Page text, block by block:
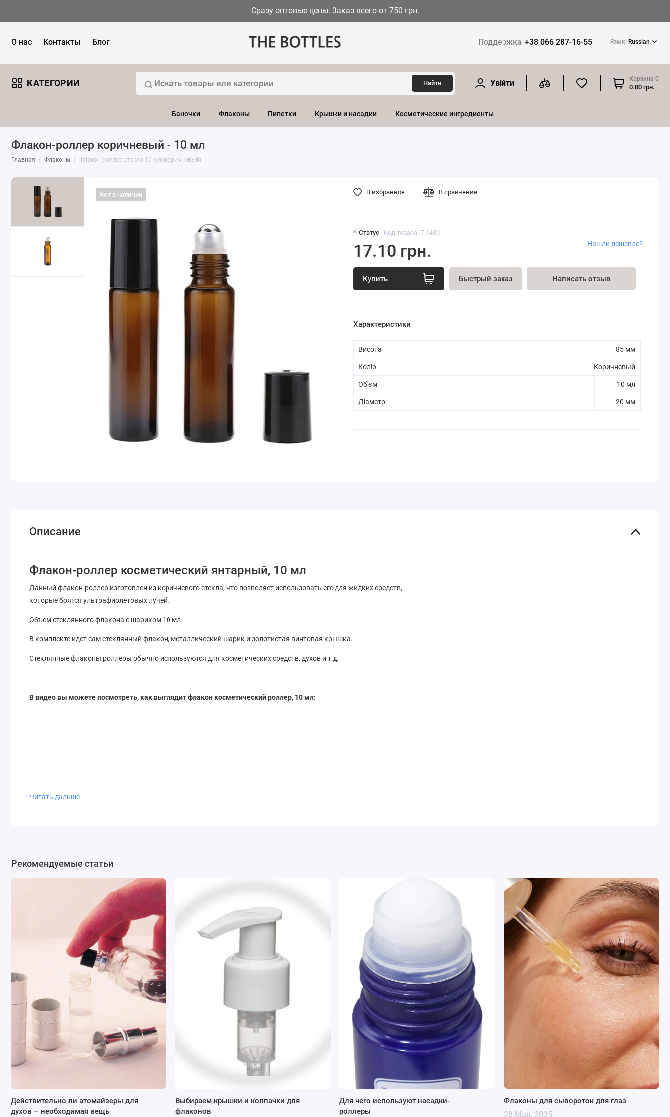
Сразу оптовые цены. Заказ всего от 750 грн.
О нас Контакты Блог Поддержка +38 066 287-16-55 Язык Russian
КАТЕГОРИИ Найти Увійти Корзина 0
0.00 грн.
Баночки Флаконы Пипетки Крышки и насадки Косметические ингредиенты
Флакон-роллер коричневый - 10 мл
Главная Флаконы Флакон-роллер стекло 10 мл (коричневый)
Нет в наличии
Статус Код товара: T-1430
17.10 грн.
Купить Быстрый заказ Написать отзыв
Нашли дешевле?
В избранное В сравнение
Характеристики
Висота 85 мм
Колір Коричневый
Об'єм 10 мл
Діаметр 20 мм
Описание
Флакон-роллер косметический янтарный, 10 мл
Данный флакон-роллер изготовлен из коричневого стекла, что позволяет использовать его для жидких средств,
которые боятся ультрафиолетовых лучей.
Объем стеклянного флакона с шариком 10 мл.
В комплекте идет сам стеклянный флакон, металлический шарик и золотистая винтовая крышка.
Стеклянные флаконы роллеры обычно используются для косметических средств, духов и т.д.
В видео вы можете посмотреть, как выглядит флакон косметический роллер, 10 мл:
Преимущества стеклянных флаконов с ролером, 10 мл:
Защита от ультрафиолета:Коричневое стекло эффективно блокирует вредные ультрафиолетовые лучи, что
особенно важно для продуктов, чувствительных к свету, таких как сыворотки, кремы с витамином С, эфирные
Предотвращает окисление и разложение активных компонентов косметического
продукта, что помогает сохранить его качество и срок хранения.
Элегантный вид:
Коричневый цвет придает флакону изысканный вид и прекрасно дополняет дизайн
косметических продуктов.
Читать дальше
Рекомендуемые статьи
Действительно ли атомайзеры для
духов – необходимая вещь
Выбираем крышки и колпачки для
флаконов
Для чего используют насадки-
роллеры
Флаконы для сывороток для глаз
28 Мая, 2025